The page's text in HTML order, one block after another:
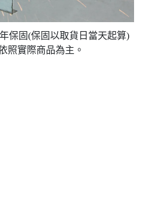
保固(保固以取貨日當天起算)
照實際商品為主。